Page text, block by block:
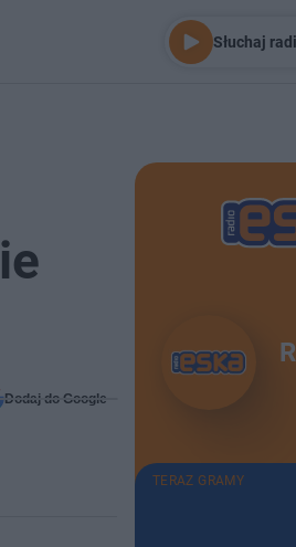
Słuchaj
Dodaj do Google
TERAZ GRAMY